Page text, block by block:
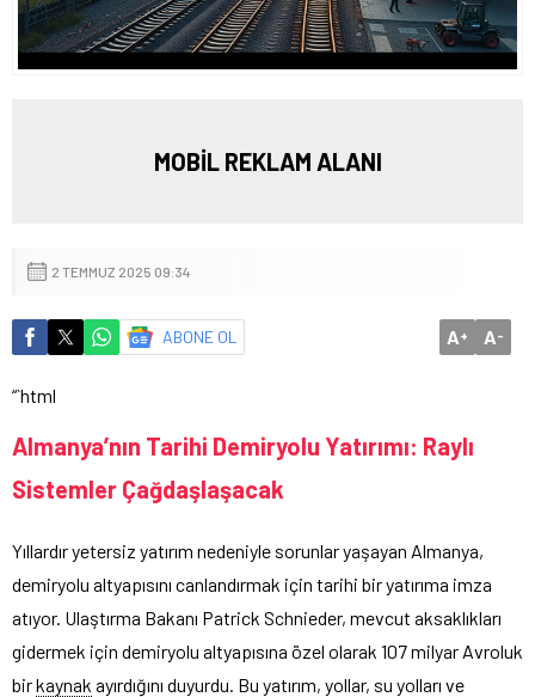
MOBİL REKLAM ALANI
2 TEMMUZ 2025 09:34
ABONE OL A+ A-
“`html
Almanya’nın Tarihi Demiryolu Yatırımı: Raylı
Sistemler Çağdaşlaşacak
Yıllardır yetersiz yatırım nedeniyle sorunlar yaşayan Almanya,
demiryolu altyapısını canlandırmak için tarihi bir yatırıma imza
atıyor. Ulaştırma Bakanı Patrick Schnieder, mevcut aksaklıkları
gidermek için demiryolu altyapısına özel olarak 107 milyar Avroluk
birkaynak ayırdığını duyurdu. Bu yatırım, yollar, su yolları ve